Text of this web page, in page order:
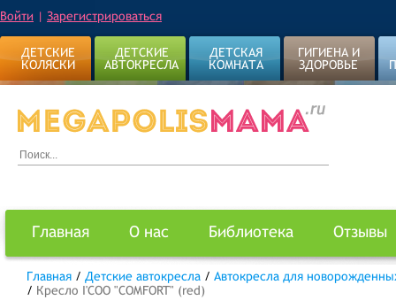
Войти | Зарегистрироваться
ДЕТСКИЕ
КОЛЯСКИ
ДЕТСКИЕ
АВТОКРЕСЛА
ДЕТСКАЯ
КОМНАТА
ГИГИЕНА И
ЗДОРОВЬЕ
Главная О нас Библиотека Отзывы
Главная / Детские автокресла / Автокресла для
/ Кресло I'COO "COMFORT" (red)